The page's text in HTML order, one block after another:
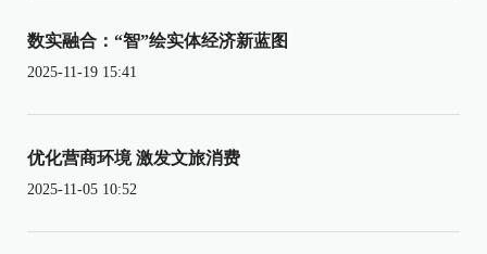
数实融合：“智”绘实体经济新蓝图
2025-11-19 15:41
优化营商环境 激发文旅消费
2025-11-05 10:52